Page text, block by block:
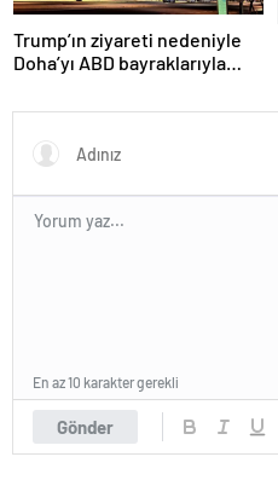
Trump’ın ziyareti nedeniyle
Doha’yı ABD bayraklarıyla
Gönder
En az 10 karakter gerekli